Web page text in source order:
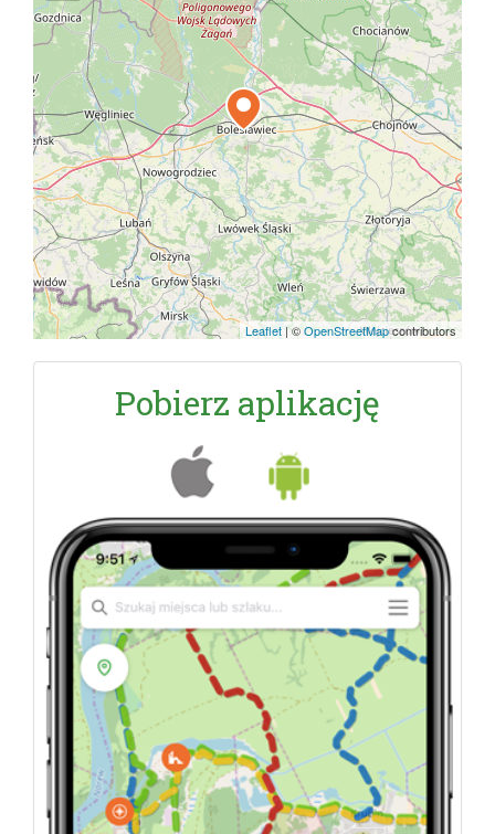
Leaflet |©OpenStreetMapcontributors
Pobierz aplikację